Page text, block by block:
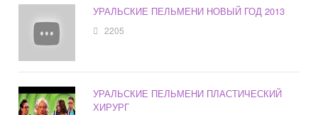
УРАЛЬСКИЕ ПЕЛЬМЕНИ НОВЫЙ ГОД 2013
2205
УРАЛЬСКИЕ ПЕЛЬМЕНИ ПЛАСТИЧЕСКИЙ
ХИРУРГ